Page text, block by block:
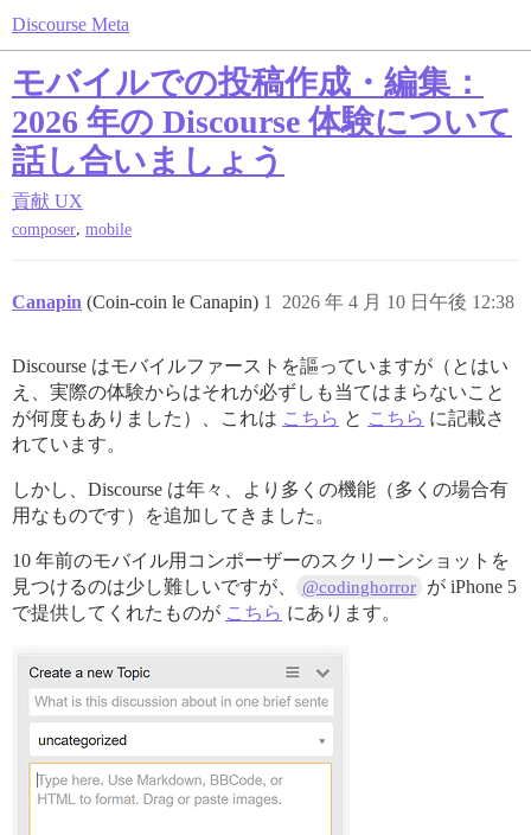
Discourse Meta
モバイルでの投稿作成・編集：
2026 年の Discourse 体験について
話し合いましょう
貢献 UX
composer, mobile
Canapin (Coin-coin le Canapin) 2026 年 4 月 10 日午後 12:38
1
Discourse はモバイルファーストを謳っていますが（とはい
え、実際の体験からはそれが必ずしも当てはまらないこと
が何度もありました）、これは こちら と こちら に記載さ
れています。
しかし、Discourse は年々、より多くの機能（多くの場合有
用なものです）を追加してきました。
10 年前のモバイル用コンポーザーのスクリーンショットを
見つけるのは少し難しいですが、
@codinghorror
が iPhone 5
で提供してくれたものが こちら にあります。